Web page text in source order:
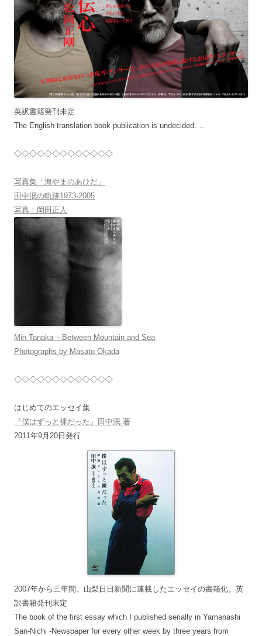
英訳書籍発刊未定
The English translation book publication is undecided….
◇◇◇◇◇◇◇◇◇◇◇◇◇
写真集「海やまのあひだ」
田中泯の軌跡1973-2005
写真：岡田正人
Min Tanaka – Between Mountain and Sea
Photographs by Masato Okada
◇◇◇◇◇◇◇◇◇◇◇◇◇
はじめてのエッセイ集
『僕はずっと裸だった』田中泯 著
2011年9月20日発行
2007年から三年間、山梨日日新聞に連載したエッセイの書籍化。英
訳書籍発刊未定
The book of the first essay which I published serially in Yamanashi
San-Nichi -Newspaper for every other week by three years from